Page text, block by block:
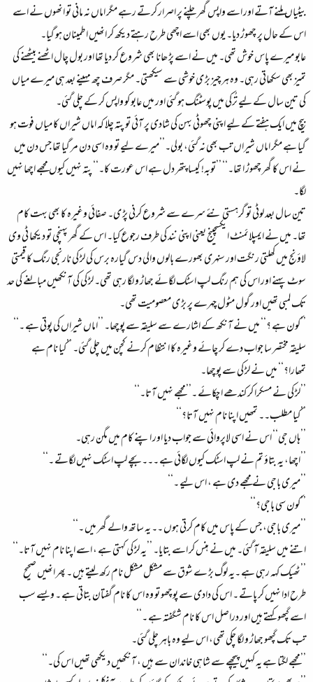
بیٹیاں ملنے آتے اور اسے واپس گھر چلنے پر اصرار کرتے رہے مگر اماں نہ مانی تو انھوں نے اسے
اس کے حال پر چھوڑ دیا۔ یوں بھی اسے اچھی طرح رہتے دیکھ کر انھیں اطمینان ہو گیا۔
عابو میرے پاس خوش تھی۔ میں نے اسے پڑ ھانا بھی شروع کر دیا تھا اور بول چال اٹھنے بیٹھنے کی
تمیز بھی سکھاتی رہی۔ وہ ہر چیز بڑ ی خوشی سے سیکھتی۔ مگر صرف چھ مہینے بعد ہی میرے میاں
کی تین سال کے لیے تُرکی میں پوسٹنگ ہو گئی اور میں عابو کو واپس کر کے چلی گئی۔
بیچ میں ایک ہفتے کے لیے اپنی چھوٹی بہن کی شادی پر آئی تو پتہ چلا کہ اماں شیراں کا میاں فوت ہو
گیا ہے مگر اماں شیراں تب بھی نہ گئی، بولی۔’’میرے لیے تو وہ اسی دن مر گیا تھا جس دن میں
نے اس کا گھر چھوڑ ا تھا۔‘‘ ’’توبہ! کیسا پتھر دل ہے اس عورت کا۔‘‘ پتہ نہیں کیوں مجھے اچھا نہیں
لگا۔
تین سال بعد لوٹی تو گرہستی نئے سرے سے شروع کرنی پڑ ی۔ صفائی وغیرہ کا بھی بہت کام
تھا۔ میں نے ایمپلائمنٹ ایکسچینج یعنی اپنی نند کی طرف رجوع کیا۔ اس کے گھر پہنچی تو دیکھا ٹی وی
لاؤنج میں کھلتی رنگت اور سنہری بھورے بالوں والی دس گیارہ برس کی لڑ کی نارنجی رنگ کا قیمتی
سوٹ پہنے اور اس کی ہم رنگ لپ اسٹک لگائے جھاڑ و لگا رہی تھی۔ لڑ کی کی آنکھیں مبالغے کی حد
تک لمبی تھیں اور گول مٹول چہرے پر بڑ ی معصومیت تھی۔
’’کون ہے ؟‘‘ میں نے آنکھ کے اشارے سے سلیقہ سے پوچھا۔ ’’اماں شیراں کی پوتی ہے ۔‘‘
سلیقہ مختصر سا جواب دے کر چائے وغیرہ کا انتظام کرنے کچن میں چلی گئی۔ ’’کیا نام ہے
تمھارا؟‘‘ میں نے لڑ کی سے پوچھا۔
’’لڑ کی نے مسکرا کر کندھے ا چکائے ۔’’مجھے نہیں آتا۔‘‘
’’کیا مطلب۔۔ تمھیں اپنا نام نہیں آتا؟‘‘
’’ہاں جی‘‘ اس نے اسی لاپروائی سے جواب دیا اور اپنے کام میں مگن رہی۔
’’اچھا، یہ بتاؤ تم نے لپ اسٹک کیوں لگائی ہے ۔۔۔ بچے لپ اسٹک نہیں لگاتے ۔‘‘
’’میری باجی نے مجھے دی ہے ، اس لیے ۔‘‘
’’کون سی باجی؟‘‘
’’میری باجی، جس کے پاس میں کام کرتی ہوں ۔۔ یہ ساتھ والے گھر میں ۔‘‘
اتنے میں سلیقہ آ گئی۔ میں نے ہنس کر اسے بتایا۔ ’’یہ لڑ کی کہتی ہے ، اسے اپنا نام نہیں آتا۔‘‘
’’ٹھیک کہہ رہی ہے ۔یہ لوگ بڑ ے شوق سے مشکل مشکل نام رکھ لیتے ہیں ۔ پھر انھیں صحیح
طرح ادا نہیں کر پاتے ۔ اس کی دادی سے پوچھو تو وہ اس کا نام گفتان بتاتی ہے ۔ ویسے سب
اسے گپھو کہتے ہیں اور دراصل اس کا نام شگفتہ ہے ۔‘‘
تب تک گپھو جھاڑ و لگا چکی تھی، اس لیے وہ باہر چلی گئی۔
’’مجھے لگتا ہے یہ کہیں پیچھے سے شاہی خاندان سے ہیں ، آنکھیں دیکھی تھیں اس کی۔‘‘